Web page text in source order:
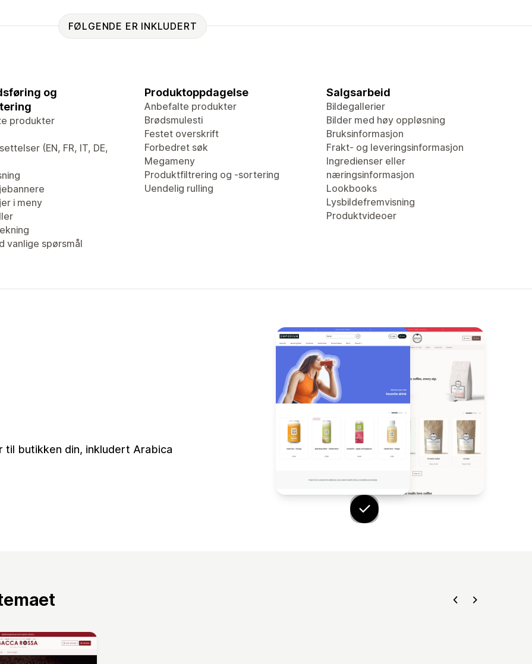
FØLGENDE ER INKLUDERT
og
produkter
(EN, FR, IT, DE,
i meny
vanlige spørsmål
Produktoppdagelse
Anbefalte produkter
Brødsmulesti
Festet overskrift
Forbedret søk
Megameny
Produktfiltrering og -sortering
Uendelig rulling
Salgsarbeid
Bildegallerier
Bilder med høy oppløsning
Bruksinformasjon
Frakt- og leveringsinformasjon
Ingredienser eller
næringsinformasjon
Lookbooks
Lysbildefremvisning
Produktvideoer
til butikken din, inkludert Arabica